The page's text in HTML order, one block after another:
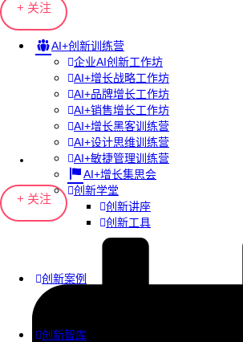
AI+创新训练营
企业AI创新工作坊
AI+增长战略工作坊
AI+品牌增长工作坊
AI+销售增长工作坊
AI+增长黑客训练营
AI+设计思维训练营
AI+敏捷管理训练营
AI+增长集思会
创新学堂
创新讲座
创新工具
创新案例
创新智库
+ 关注
+ 关注